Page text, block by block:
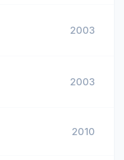
2003
2003
2010